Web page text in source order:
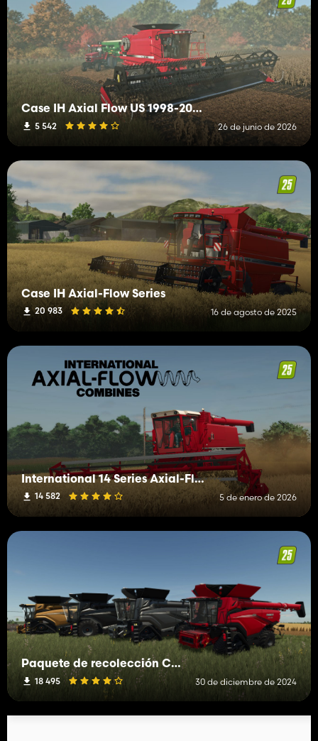
Case IH Axial Flow US 1998-2008 Series
5 542 26 de junio de 2026
Case IH Axial-Flow Series
20 983 16 de agosto de 2025
International 14 Series Axial-Flow
14 582 5 de enero de 2026
Paquete de recolección Case IH
18 495 30 de diciembre de 2024